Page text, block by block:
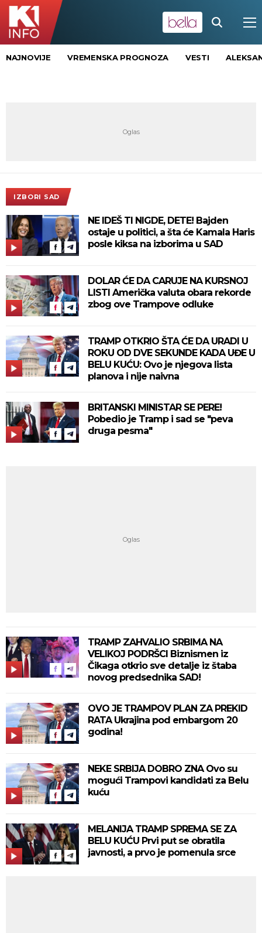
NAJNOVIJE VREMENSKA PROGNOZA VESTI
IZBORI SAD
NE IDEŠ TI NIGDE, DETE! Bajden
ostaje u politici, a šta će Kamala Haris
posle kiksa na izborima u SAD
DOLAR ĆE DA CARUJE NA KURSNOJ
LISTI Američka valuta obara rekorde
zbog ove Trampove odluke
TRAMP OTKRIO ŠTA ĆE DA URADI U
ROKU OD DVE SEKUNDE KADA UĐE U
BELU KUĆU: Ovo je njegova lista
planova i nije naivna
BRITANSKI MINISTAR SE PERE!
Pobedio je Tramp i sad se "peva
druga pesma"
TRAMP ZAHVALIO SRBIMA NA
VELIKOJ PODRŠCI Biznismen iz
Čikaga otkrio sve detalje iz štaba
novog predsednika SAD!
OVO JE TRAMPOV PLAN ZA PREKID
RATA Ukrajina pod embargom 20
godina!
NEKE SRBIJA DOBRO ZNA Ovo su
mogući Trampovi kandidati za Belu
kuću
MELANIJA TRAMP SPREMA SE ZA
BELU KUĆU Prvi put se obratila
javnosti, a prvo je pomenula srce